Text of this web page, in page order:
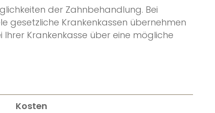
der Zahnbehandlung. Bei
gesetzliche Krankenkassen übernehmen
Krankenkasse über eine mögliche
Kosten